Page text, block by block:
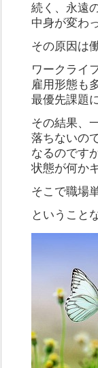
続く、永遠
中身が変わ
その原因は
ワークライ
雇用形態も
最優先課題
その結果、
落ちないの
なるのです
状態が何か
そこで職場
ということ